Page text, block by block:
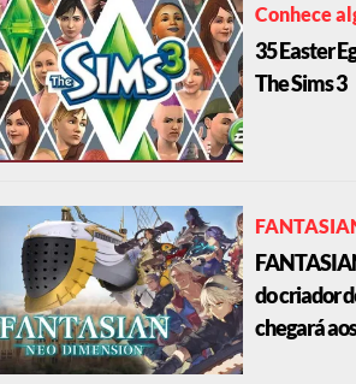
Conhece
35 Easter
The Sims 3
do criador
chegará